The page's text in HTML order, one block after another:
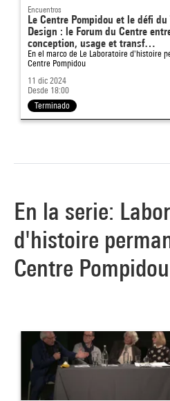
Encuentros
Le Centre Pompidou et le défi du
Design : le Forum du Centre
conception, usage et transf…
En el marco de Le Laboratoire d'histoire
Centre Pompidou
11 dic 2024
Desde 18:00
Terminado
En la serie:
d'histoire
Centre Pompidou